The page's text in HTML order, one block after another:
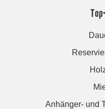
Anhänger- und